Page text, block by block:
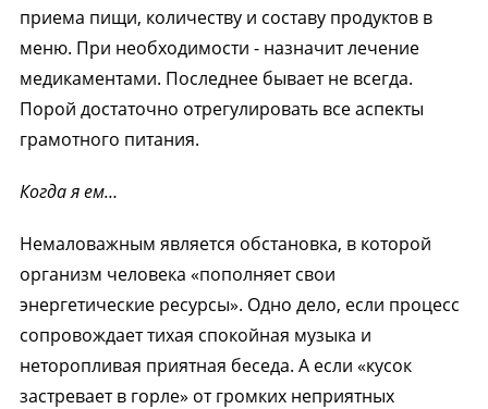
приема пищи, количеству и составу продуктов в
меню. При необходимости - назначит лечение
медикаментами. Последнее бывает не всегда.
Порой достаточно отрегулировать все аспекты
грамотного питания.
Когда я ем…
Немаловажным является обстановка, в которой
организм человека «пополняет свои
энергетические ресурсы». Одно дело, если процесс
сопровождает тихая спокойная музыка и
неторопливая приятная беседа. А если «кусок
застревает в горле» от громких неприятных